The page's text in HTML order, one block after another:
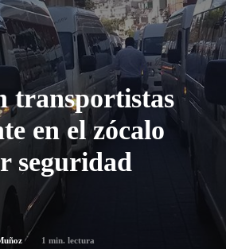
transportistas
en el zócalo
seguridad
1 min. lectura